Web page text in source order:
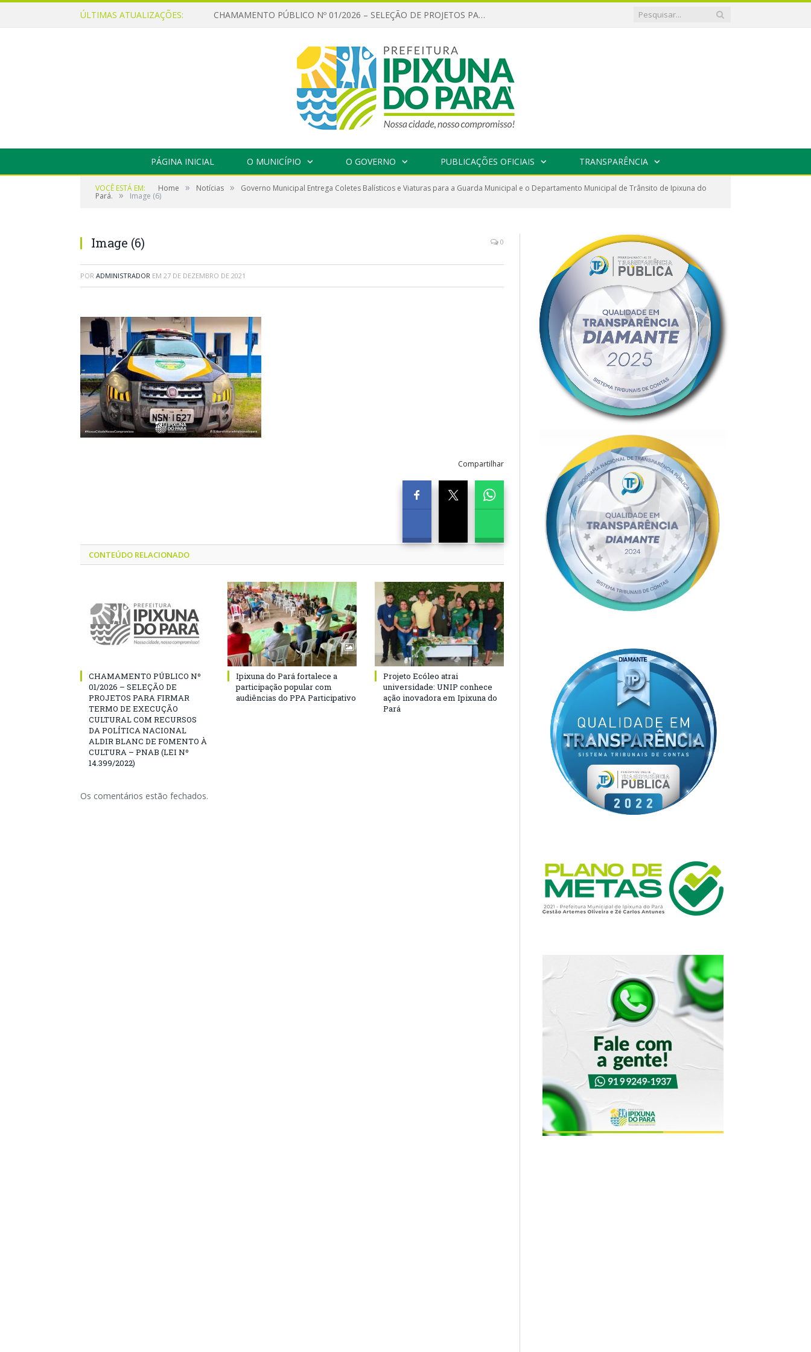
ÚLTIMAS ATUALIZAÇÕES: CHAMAMENTO PÚBLICO Nº 01/2026 – SELEÇÃO DE PROJETOS PARA FIRMAR TERMO DE EXECUÇÃO CULTURAL COM RECURSOS DA POLÍTICA NACIONAL ALDIR BLANC DE FOMENTO À CULTURA – PNAB (LEI Nº 14.399/2022)
PÁGINA INICIAL O MUNICÍPIO O GOVERNO PUBLICAÇÕES OFICIAIS TRANSPARÊNCIA
VOCÊ ESTÁ EM: Home » Notícias » Governo Municipal Entrega Coletes Balísticos e Viaturas para a Guarda Municipal e o Departamento Municipal de Trânsito de Ipixuna do
Pará. » Image (6)
Image (6) 0
POR ADMINISTRADOR EM 27 DE DEZEMBRO DE 2021
Compartilhar
CONTEÚDO RELACIONADO
CHAMAMENTO PÚBLICO Nº
01/2026 – SELEÇÃO DE
PROJETOS PARA FIRMAR
TERMO DE EXECUÇÃO
CULTURAL COM RECURSOS
DA POLÍTICA NACIONAL
ALDIR BLANC DE FOMENTO À
CULTURA – PNAB (LEI Nº
14.399/2022)
Ipixuna do Pará fortalece a
participação popular com
audiências do PPA Participativo
Projeto Ecóleo atrai
universidade: UNIP conhece
ação inovadora em Ipixuna do
Pará
Os comentários estão fechados.